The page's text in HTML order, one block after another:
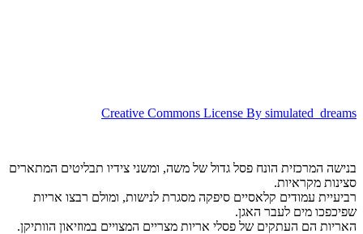
Creative Commons License By simulated_dreams
בנישה המרכזית הונח פסל גדול של משה, ומשני צידיו תבליטים המתארים
סצינות מקראיות.
רביעיית עמודים קלאסיים סיפקה מסגרת לנישות, ומולם רבצו אריות
שפיכפכו מים לעבר האגן.
האריות הם העתקים של פסלי אריות מצריים המצויים במוזיאון הוותיקן.